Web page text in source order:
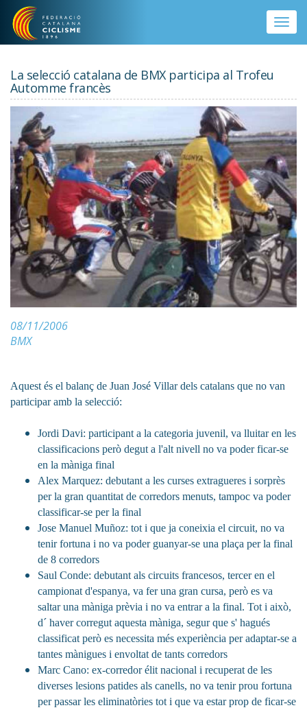
Vés al contingut
Toggle
La selecció catalana de BMX participa al Trofeu
Automme francès
08/11/2006
BMX
Aquest és el balanç de Juan José Villar dels catalans que no van
participar amb la selecció:
Jordi Davi: participant a la categoria juvenil, va lluitar en les
classificacions però degut a l'alt nivell no va poder ficar-se
en la màniga final
Alex Marquez: debutant a les curses extragueres i sorprès
per la gran quantitat de corredors menuts, tampoc va poder
classificar-se per la final
Jose Manuel Muñoz: tot i que ja coneixia el circuit, no va
tenir fortuna i no va poder guanyar-se una plaça per la final
de 8 corredors
Saul Conde: debutant als circuits francesos, tercer en el
campionat d'espanya, va fer una gran cursa, però es va
saltar una màniga prèvia i no va entrar a la final. Tot i això,
d´ haver corregut aquesta màniga, segur que s' hagués
classificat però es necessita més experiència per adaptar-se a
tantes mànigues i envoltat de tants corredors
Marc Cano: ex-corredor élit nacional i recuperat de les
diverses lesions patides als canells, no va tenir prou fortuna
per passar les eliminatòries tot i que va estar prop de ficar-se